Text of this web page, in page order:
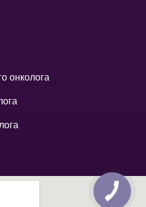
онколога